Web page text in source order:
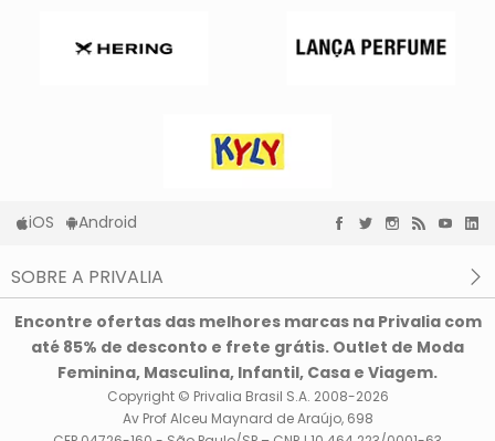
iOS Android
SOBRE A PRIVALIA
Privacidade e Cookies
Condições de uso
Encontre ofertas das melhores marcas na Privalia com
até 85% de desconto e frete grátis. Outlet de Moda
Feminina, Masculina, Infantil, Casa e Viagem.
Copyright © Privalia Brasil S.A. 2008-2026
Av Prof Alceu Maynard de Araújo, 698